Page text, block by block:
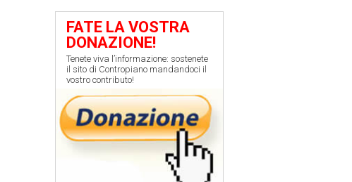
FATE LA VOSTRA
DONAZIONE!
Tenete viva l’informazione: sostenete
il sito di Contropiano mandandoci il
vostro contributo!